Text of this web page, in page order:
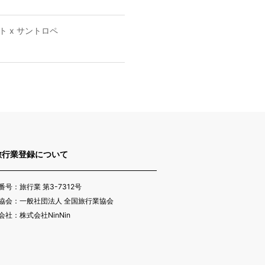
x サントロペ
業登録について
号：旅行業 第3-7312号
会：一般社団法人 全国旅行業協会
社：株式会社NinNin